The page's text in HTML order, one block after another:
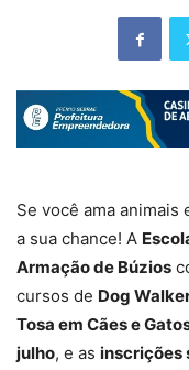
Se você ama
a sua chance! A
Armação de Búzios
cursos de Dog
Tosa em Cães e
julho, e as inscrições